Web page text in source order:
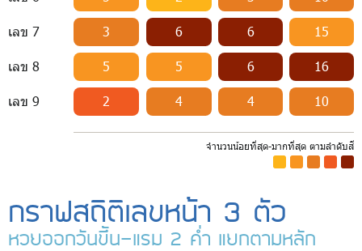
เลข 7 3 6 6 15
เลข 8 5 5 6 16
เลข 9 2 4 4 10
จำนวนน้อยที่สุด-มากที่สุด ตามลำดับสี
กราฟสถิติเลขหน้า 3 ตัว
หวยออกวันขึ้น-แรม 2 ค่ำ แยกตามหลัก